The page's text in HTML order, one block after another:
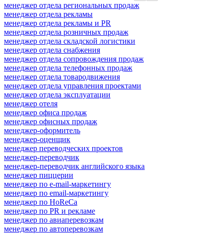
менеджер отдела региональных продаж
менеджер отдела рекламы
менеджер отдела рекламы и PR
менеджер отдела розничных продаж
менеджер отдела складской логистики
менеджер отдела снабжения
менеджер отдела сопровождения продаж
менеджер отдела телефонных продаж
менеджер отдела товародвижения
менеджер отдела управления проектами
менеджер отдела эксплуатации
менеджер отеля
менеджер офиса продаж
менеджер офисных продаж
менеджер-оформитель
менеджер-оценщик
менеджер переводческих проектов
менеджер-переводчик
менеджер-переводчик английского языка
менеджер пиццерии
менеджер по e-mail-маркетингу
менеджер по email-маркетингу
менеджер по HoReCa
менеджер по PR и рекламе
менеджер по авиаперевозкам
менеджер по автоперевозкам